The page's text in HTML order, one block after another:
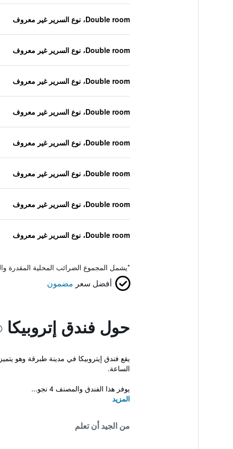
Double room، نوع السرير غير معروف
Double room، نوع السرير غير معروف
Double room، نوع السرير غير معروف
Double room، نوع السرير غير معروف
Double room، نوع السرير غير معروف
Double room، نوع السرير غير معروف
Double room، نوع السرير غير معروف
Double room، نوع السرير غير معروف
*يشمل المجموع الضرائب المحلية المقدرة
أفضل سعر مضمون
حول فندق إتروبيكا
يقع فندق إيتروبيكا في مدينة طبرقة وهو
الساعة.
يوفر هذا الفندق والمصنف 4 نجو...
المزيد
من الجيد أن تعلم